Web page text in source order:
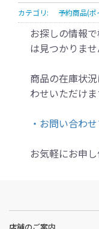
カテゴリ: 予約商品(
お探しの情報
は見つかりませ
商品の在庫状
わせいただけま
・お問い合わ
お気軽にお申し